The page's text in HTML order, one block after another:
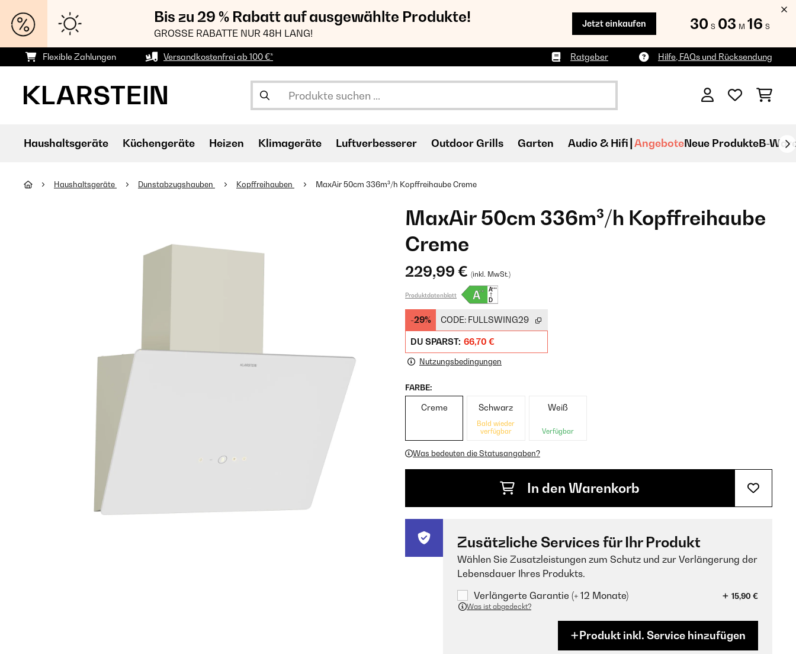
Bis zu 29 % Rabatt auf ausgewählte Produkte!
GROSSE RABATTE NUR 48H LANG!
Jetzt einkaufen 30 S 03 M 14 S
Flexible Zahlungen Versandkostenfrei ab 100 €* Ratgeber Hilfe, FAQs und Rücksendung
Haushaltsgeräte Küchengeräte Heizen Klimageräte Luftverbesserer Outdoor Grills Garten Audio & Hifi AngeboteNeue ProdukteB-
Haushaltsgeräte Dunstabzugshauben Kopffreihauben MaxAir 50cm 336m³/h Kopffreihaube Creme
MaxAir 50cm 336m³/h Kopffreihaube
Creme
229,99 € (inkl. MwSt.)
Produktdatenblatt
-29% CODE: FULLSWING29
DU SPARST: 66,70 €
Nutzungsbedingungen
FARBE:
Creme Schwarz
Bald wieder
verfügbar
Weiß
Verfügbar
Was bedeuten die Statusangaben?
In den Warenkorb
Zusätzliche Services für Ihr Produkt
Wählen Sie Zusatzleistungen zum Schutz und zur Verlängerung der
Lebensdauer Ihres Produkts.
Verlängerte Garantie (+ 12 Monate)
15,90 €
Was ist abgedeckt?
Produkt inkl. Service hinzufügen